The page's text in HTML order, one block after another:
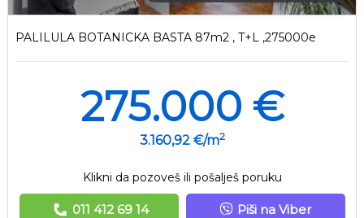
PALILULA BOTANICKA BASTA 87m2 , T+L ,275000e
275.000 €
3.160,92 €/m2
Klikni da pozoveš ili pošalješ poruku
011 412 69 14 Piši na Viber